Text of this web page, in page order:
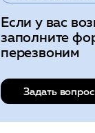
Если у вас
заполните
перезвоним
Задать вопрос